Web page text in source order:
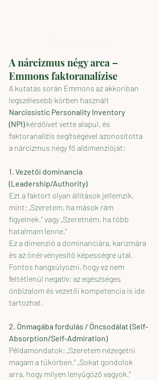
A nárcizmus négy arca –
Emmons faktoranalízise
A kutatás során Emmons az akkoriban
legszélesebb körben használt
Narcissistic Personality Inventory
(NPI) kérdőívet vette alapul, és
faktoranalízis segítségével azonosította
a nárcizmus négy fő aldimenzióját:
1. Vezetői dominancia
(Leadership/Authority)
Ezt a faktort olyan állítások jellemzik,
mint: „Szeretem, ha mások rám
figyelnek.” vagy „Szeretném, ha több
hatalmam lenne.”
Ez a dimenzió a dominanciára, karizmára
és az önérvényesítő képességre utal.
Fontos hangsúlyozni, hogy ez nem
feltétlenül negatív: az egészséges
önbizalom és vezetői kompetencia is ide
tartozhat.
2. Önmagába fordulás / Öncsodálat (Self-
Absorption/Self-Admiration)
Példamondatok: „Szeretem nézegetni
magam a tükörben.” „Sokat gondolok
arra, hogy milyen lenyűgöző vagyok.”